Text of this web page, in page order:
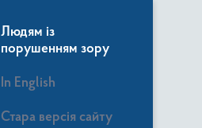
Людям із
порушенням зору
In English
Стара версія сайту